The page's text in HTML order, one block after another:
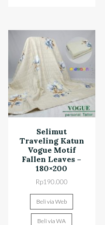
Selimut
Traveling Katun
Vogue Motif
Fallen Leaves –
180×200
Rp190.000
Beli via Web
Beli via WA